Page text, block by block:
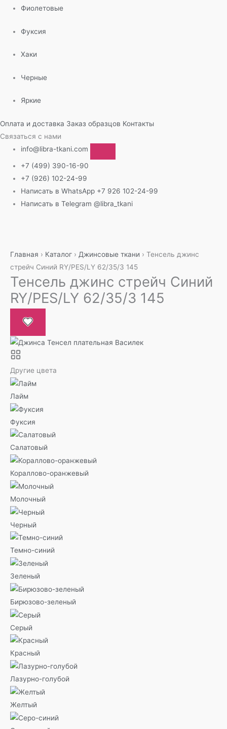
Фиолетовые
Фуксия
Хаки
Черные
Яркие
Оплата и доставка Заказ образцов Контакты
Связаться с нами
info@libra-tkani.com
+7 (499) 390-16-90
+7 (926) 102-24-99
Написать в WhatsApp +7 926 102-24-99
Написать в Telegram @libra_tkani
содержимому
Главная › Каталог › Джинсовые ткани › Тенсель джинс
стрейч Синий RY/PES/LY 62/35/3 145
Тенсель джинс стрейч Синий
RY/PES/LY 62/35/3 145
Другие цвета
Лайм
Фуксия
Салатовый
Кораллово-оранжевый
Молочный
Черный
Темно-синий
Зеленый
Бирюзово-зеленый
Серый
Красный
Лазурно-голубой
Желтый